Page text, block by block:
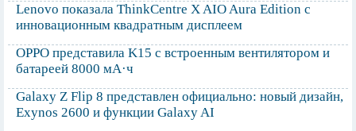
Lenovo показала ThinkCentre X AIO Aura Edition с
инновационным квадратным дисплеем
OPPO представила K15 с встроенным вентилятором и
батареей 8000 мА·ч
Galaxy Z Flip 8 представлен официально: новый дизайн,
Exynos 2600 и функции Galaxy AI